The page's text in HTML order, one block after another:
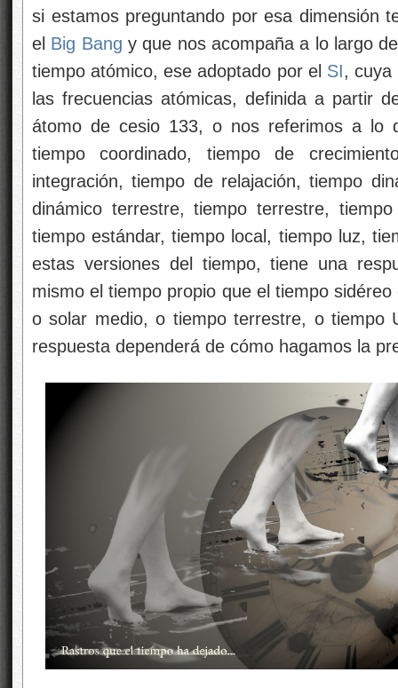
si estamos preguntando por esa dimensión
el Big Bang y que nos acompaña a lo largo
tiempo atómico, ese adoptado por el SI, cuya
las frecuencias atómicas, definida a partir
átomo de cesio 133, o nos referimos a lo
tiempo coordinado, tiempo de
integración, tiempo de relajación, tiempo
dinámico terrestre, tiempo terrestre,
tiempo estándar, tiempo local, tiempo luz,
estas versiones del tiempo, tiene una
mismo el tiempo propio que el tiempo
o solar medio, o tiempo terrestre, o tiempo
respuesta dependerá de cómo hagamos la